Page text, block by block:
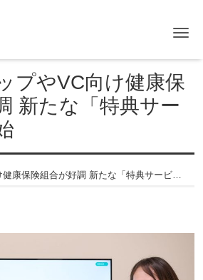
プやVC向け健康保
新たな「特典サー
スタートアップやVC向け健康保険組合が好調 新たな「特典サービス」も開始